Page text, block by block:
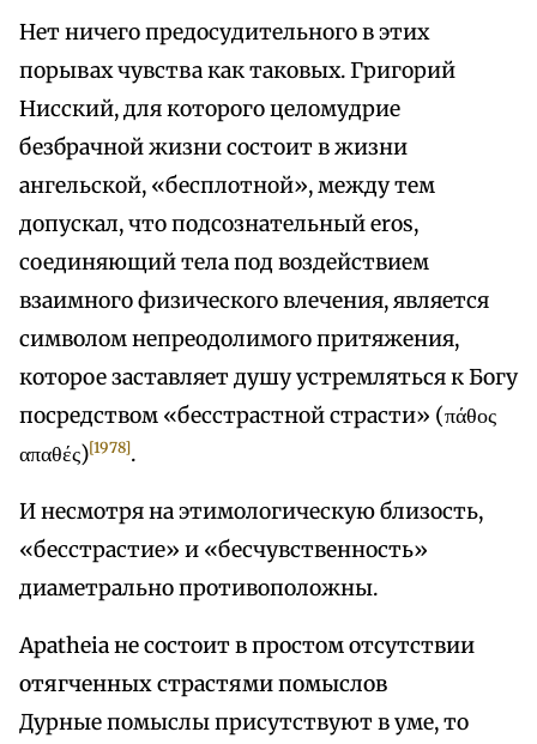
Нет ничего предосудительного в этих
порывах чувства как таковых. Григорий
Нисский, для которого целомудрие
безбрачной жизни состоит в жизни
ангельской, «бесплотной», между тем
допускал, что подсознательный eros,
соединяющий тела под воздействием
взаимного физического влечения, является
символом непреодолимого притяжения,
которое заставляет душу устремляться к Богу
посредством «бесстрастной страсти» (πάθος
απαθές)[1978].
И несмотря на этимологическую близость,
«бесстрастие» и «бесчувственность»
диаметрально противоположны.
Apatheia не состоит в простом отсутствии
отягченных страстями помыслов
Дурные помыслы присутствуют в уме, то